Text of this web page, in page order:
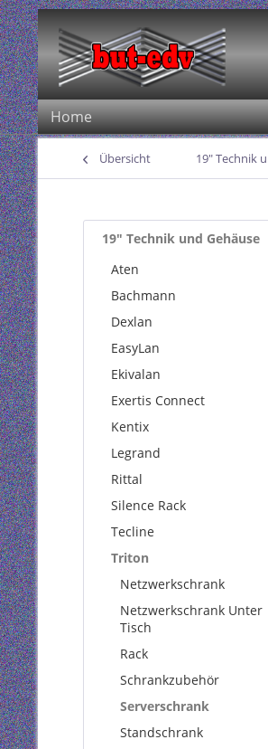
Home
Übersicht 19" Technik
19" Technik und Gehäuse
Aten
Bachmann
Dexlan
EasyLan
Ekivalan
Exertis Connect
Kentix
Legrand
Rittal
Silence Rack
Tecline
Triton
Netzwerkschrank
Netzwerkschrank Unter
Tisch
Rack
Schrankzubehör
Serverschrank
Standschrank